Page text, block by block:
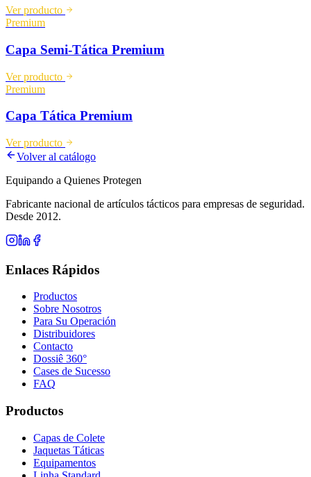
Ver producto
Premium
Capa Semi-Tática Premium
Ver producto
Premium
Capa Tática Premium
Ver producto
Volver al catálogo
Equipando a Quienes Protegen
Fabricante nacional de artículos tácticos para empresas de seguridad.
Desde 2012.
Enlaces Rápidos
Productos
Sobre Nosotros
Para Su Operación
Distribuidores
Contacto
Dossiê 360°
Cases de Sucesso
FAQ
Productos
Capas de Colete
Jaquetas Táticas
Equipamentos